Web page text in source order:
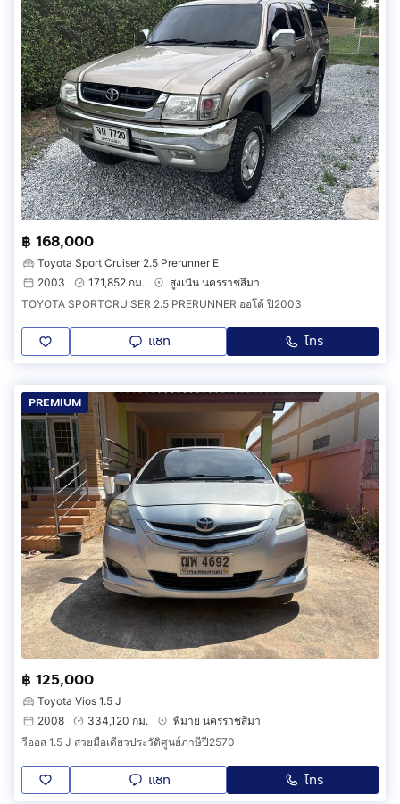
฿ 168,000
Toyota Sport Cruiser 2.5 Prerunner E
2003
171,852 กม.
สูงเนิน นครราชสีมา
TOYOTA SPORTCRUISER 2.5 PRERUNNER ออโต้ ปี2003
แชท โทร
PREMIUM
฿ 125,000
Toyota Vios 1.5 J
2008
334,120 กม.
พิมาย นครราชสีมา
วีออส 1.5 J สวยมือเดียวประวัติศูนย์ภาษีปี2570
แชท โทร